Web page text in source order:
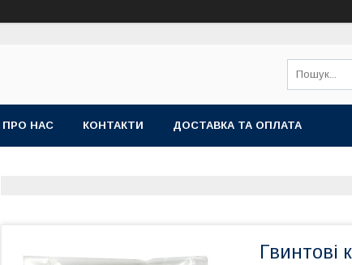
ПРО НАС КОНТАКТИ ДОСТАВКА ТА ОПЛАТА
Гвинтові